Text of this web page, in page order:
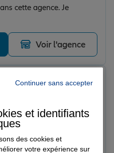
cette agence. Je
Voir l'agence
cette agence sur
vivement.
Voir l'agence
Continuer sans accepter
et identifiants
des cookies et
votre expérience sur